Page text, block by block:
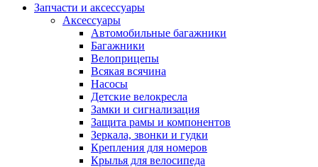
Запчасти и аксессуары
Аксессуары
Автомобильные багажники
Багажники
Велоприцепы
Всякая всячина
Насосы
Детские велокресла
Замки и сигнализация
Защита рамы и компонентов
Зеркала, звонки и гудки
Крепления для номеров
Крылья для велосипеда